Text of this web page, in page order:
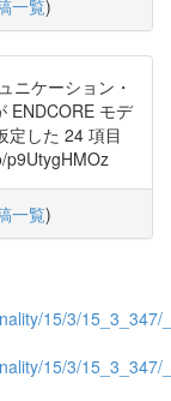
一覧)
ニケーション・
ENDCORE モデ
定した 24 項目
p9UtygHMOz
一覧)
15/3/15_3_347/
15/3/15_3_347/